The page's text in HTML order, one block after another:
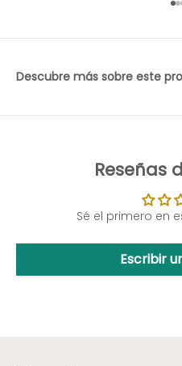
Ir
Descubre más sobre este
Reseñas
Sé el primero en
Escribir